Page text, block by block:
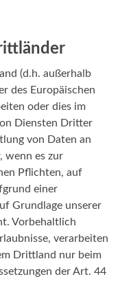
(d.h. außerhalb
des Europäischen
oder dies im
Diensten Dritter
von Daten an
wenn es zur
Pflichten, auf
einer
Grundlage unserer
Vorbehaltlich
verarbeiten
Drittland nur beim
der Art. 44